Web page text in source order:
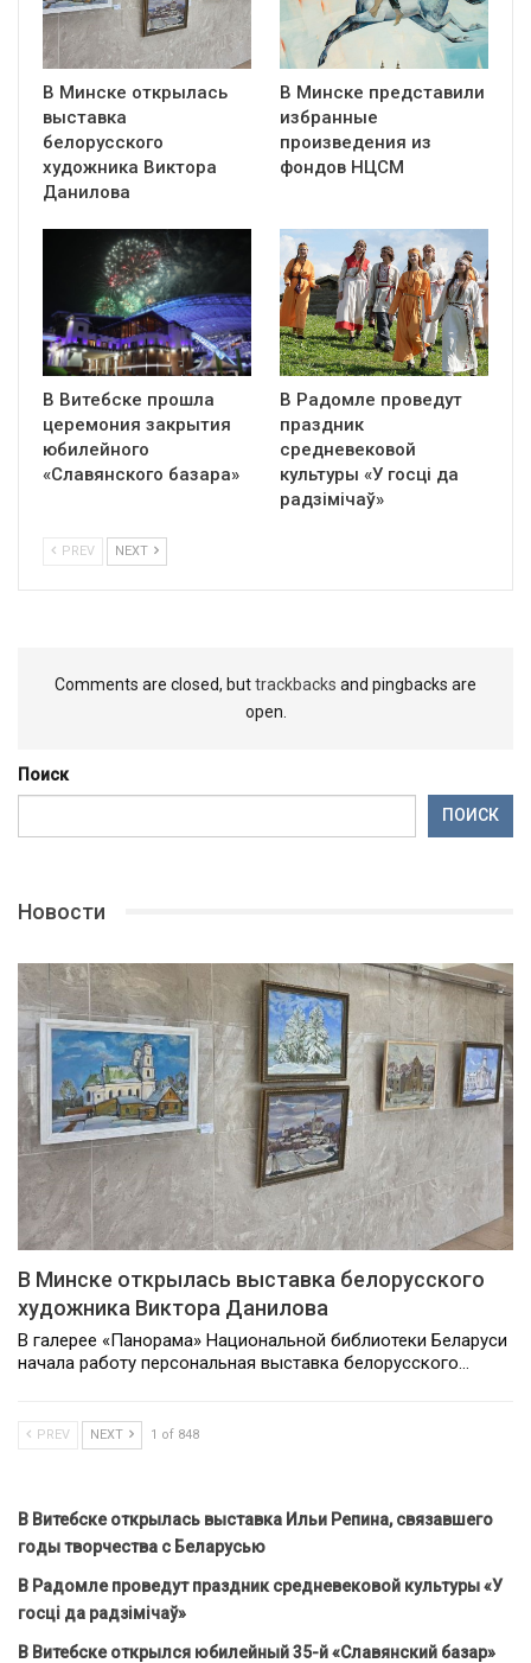
В Минске открылась
выставка
белорусского
художника Виктора
Данилова
В Минске представили
избранные
произведения из
фондов НЦСМ
В Витебске прошла
церемония закрытия
юбилейного
«Славянского базара»
В Радомле проведут
праздник
средневековой
культуры «У госці да
радзімічаў»
PREV NEXT
Comments are closed, buttrackbacks and pingbacks are
open.
Поиск
ПОИСК
Новости
В Минске открылась выставка белорусского
художника Виктора Данилова
В галерее «Панорама» Национальной библиотеки Беларуси
начала работу персональная выставка белорусского…
PREV NEXT 1 of 848
В Витебске открылась выставка Ильи Репина, связавшего
годы творчества с Беларусью
В Радомле проведут праздник средневековой культуры «У
госці да радзімічаў»
В Витебске открылся юбилейный 35-й «Славянский базар»